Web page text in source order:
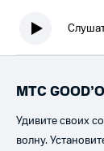
МТС
Удивите своих
волну.